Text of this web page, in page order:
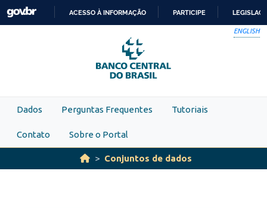
Skip to main content
PARA
O
CONTEÚDO
ACESSO À INFORMAÇÃO PARTICIPE
ENGLISH
Dados Perguntas Frequentes Tutoriais
Contato Sobre o Portal
Conjuntos de dados